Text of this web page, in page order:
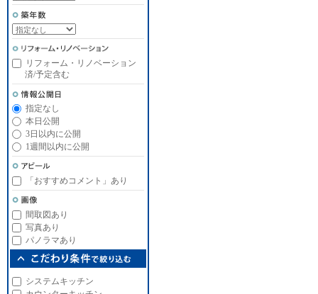
リフォーム・リノベーション
済/予定含む
指定なし
本日公開
3日以内に公開
1週間以内に公開
「おすすめコメント」あり
間取図あり
写真あり
パノラマあり
システムキッチン